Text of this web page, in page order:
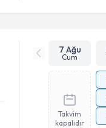
7 Ağu
Cum
Takvim
kapalıdır